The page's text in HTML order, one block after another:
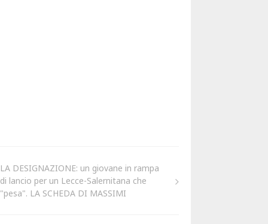
LA DESIGNAZIONE: un giovane in rampa
di lancio per un Lecce-Salernitana che
"pesa". LA SCHEDA DI MASSIMI